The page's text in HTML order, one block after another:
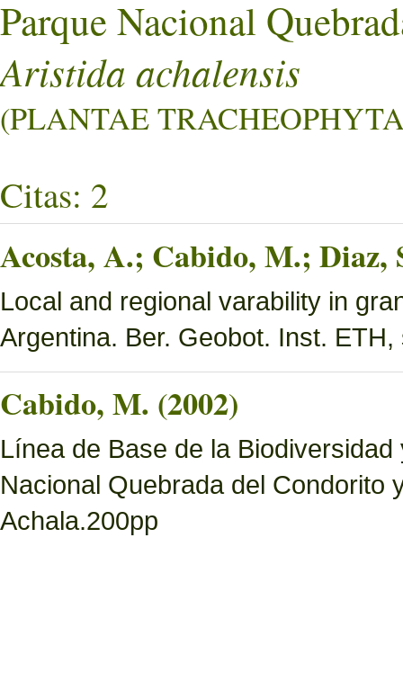
Parque Nacional
Aristida achalensis
(PLANTAE
Citas: 2
Acosta, A.; Cabido, M.; Diaz,
Local and regional varability in
Argentina. Ber. Geobot. Inst.
Cabido, M. (2002)
Línea de Base de la
Nacional Quebrada del Condorito
Achala.200pp